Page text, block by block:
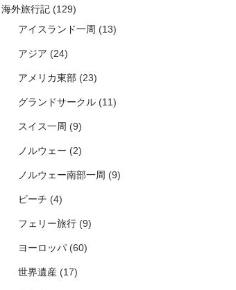
pad=10)
2}$]',fontname='Arial')
海外旅行記(129)
アイスランド一周 (13)
アジア (24)
アメリカ東部(23)
グランドサークル(11)
スイス一周 (9)
ノルウェー (2)
ノルウェー南部一周 (9)
ビーチ (4)
フェリー旅行(9)
ヨーロッパ(60)
世界遺産(17)